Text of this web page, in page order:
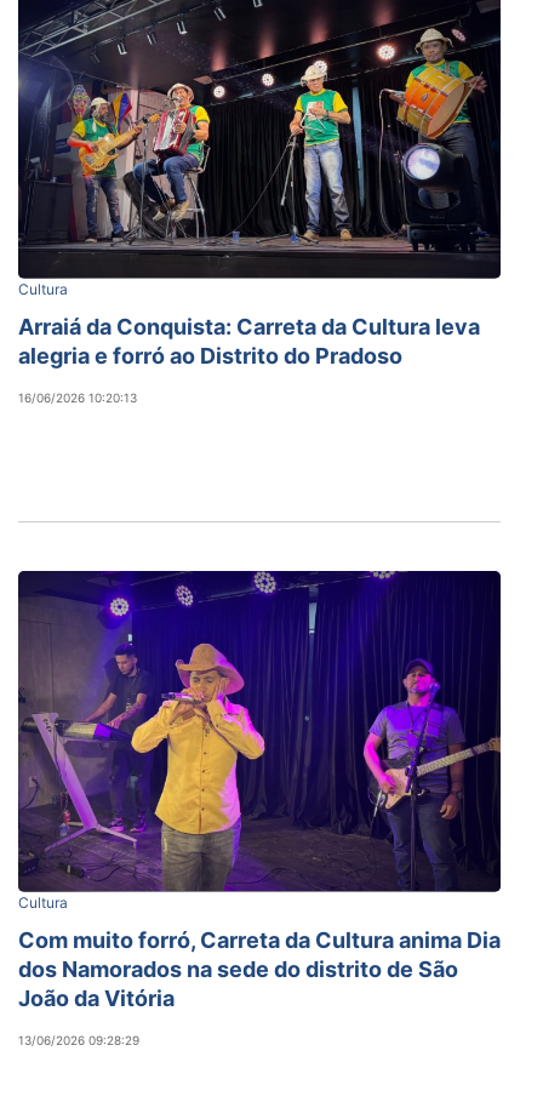
Cultura
Arraiá da Conquista: Carreta da Cultura leva
alegria e forró ao Distrito do Pradoso
16/06/2026 10:20:13
Cultura
Com muito forró, Carreta da Cultura anima Dia
dos Namorados na sede do distrito de São
João da Vitória
13/06/2026 09:28:29